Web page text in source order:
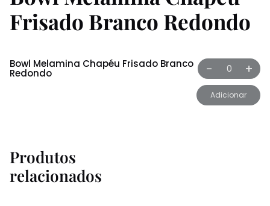
Frisado Branco Redondo
Bowl Melamina Chapéu Frisado Branco
Redondo - +
Adicionar
Produtos
relacionados